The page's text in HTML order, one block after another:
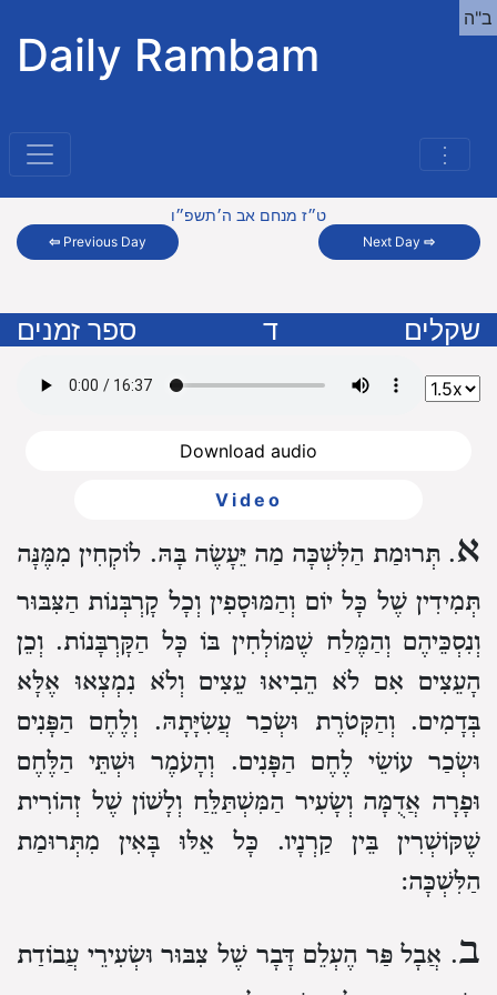
Daily Rambam
⋮
ב"ה
⇦ Previous Day
ט״ז מנחם אב ה׳תשפ״ו
Next Day⇨
שקלים ד ספר זמנים
Download audio
Video
א. תְּרוּמַת הַלִּשְׁכָּה מַה יֵּעָשֶׂה בָּהּ. לוֹקְחִין מִמֶּנָּה
תְּמִידִין שֶׁל כָּל יוֹם וְהַמּוּסָפִין וְכָל קָרְבְּנוֹת הַצִּבּוּר
וְנִסְכֵּיהֶם וְהַמֶּלַח שֶׁמּוֹלְחִין בּוֹ כָּל הַקָּרְבָּנוֹת. וְכֵן
הָעֵצִים אִם לֹא הֵבִיאוּ עֵצִים וְלֹא נִמְצְאוּ אֶלָּא
בְּדָמִים. וְהַקְּטֹרֶת וּשְׂכַר עֲשִׂיָּתָהּ. וְלֶחֶם הַפָּנִים
וּשְׂכַר עוֹשֵׂי לֶחֶם הַפָּנִים. וְהָעֹמֶר וּשְׁתֵּי הַלֶּחֶם
וּפָרָה אֲדֻמָּה וְשָׂעִיר הַמִּשְׁתַּלֵּחַ וְלָשׁוֹן שֶׁל זְהוֹרִית
שֶׁקּוֹשְׁרִין בֵּין קַרְנָיו. כָּל אֵלּוּ בָּאִין מִתְּרוּמַת
הַלִּשְׁכָּה:
ב. אֲבָל פַּר הֶעְלֵם דָּבָר שֶׁל צִבּוּר וּשְׂעִירֵי עֲבוֹדַת